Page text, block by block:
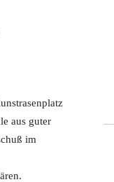
aus guter
im